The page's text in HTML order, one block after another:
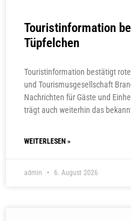
Touristinformation
Tüpfelchen
Touristinformation bestätigt
und Tourismusgesellschaft
Nachrichten für Gäste und
trägt auch weiterhin das
WEITERLESEN »
admin 6. August 2026